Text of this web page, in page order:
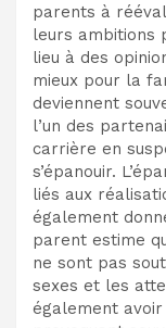
parents à
leurs ambitions
lieu à des
mieux pour la
deviennent
l’un des
carrière en
s’épanouir.
liés aux
également
parent estime
ne sont pas
sexes et les
également avoir